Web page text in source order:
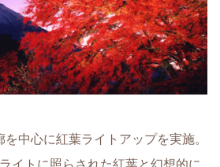
中心に紅葉ライトアップを実施。
イトに照らされた紅葉と幻想的に